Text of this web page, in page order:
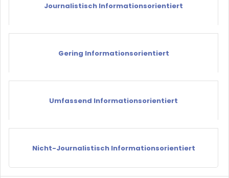
Journalistisch Informationsorientiert
Gering Informationsorientiert
Umfassend Informationsorientiert
Nicht-Journalistisch Informationsorientiert